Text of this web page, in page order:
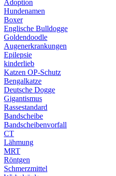
Adoption
Hundenamen
Boxer
Englische Bulldogge
Goldendoodle
Augenerkrankungen
Epilepsie
kinderlieb
Katzen OP-Schutz
Bengalkatze
Deutsche Dogge
Gigantismus
Rassestandard
Bandscheibe
Bandscheibenvorfall
CT
Lähmung
MRT
Röntgen
Schmerzmittel